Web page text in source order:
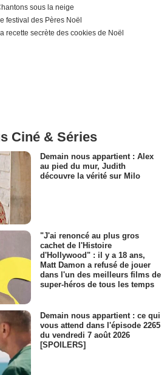
sous la neige
festival des Pères Noël
recette secrète des cookies de Noël
Ciné & Séries
Demain nous appartient : Alex
au pied du mur, Judith
découvre la vérité sur Milo
"J'ai renoncé au plus gros
cachet de l'Histoire
d'Hollywood" : il y a 18 ans,
Matt Damon a refusé de jouer
dans l'un des meilleurs films de
super-héros de tous les temps
Demain nous appartient : ce qui
vous attend dans l'épisode 2265
du vendredi 7 août 2026
[SPOILERS]